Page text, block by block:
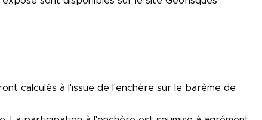
calculés à l'issue de l'enchère sur le barème de